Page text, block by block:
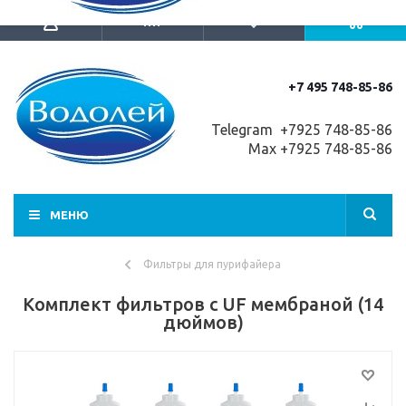
+7 495 748-85-86
Telegram +7925 748-85-86
Max +7925 748-85-86
МЕНЮ
Фильтры для пурифайера
Комплект фильтров с UF мембраной (14
дюймов)